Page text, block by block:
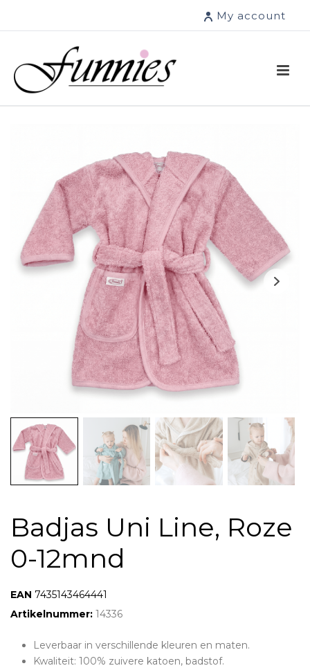
My account
Badjas Uni Line, Roze
0-12mnd
7435143464441
7435143464441
Artikelnummer: 14336
Leverbaar in verschillende kleuren en maten.
Kwaliteit: 100% zuivere katoen, badstof.